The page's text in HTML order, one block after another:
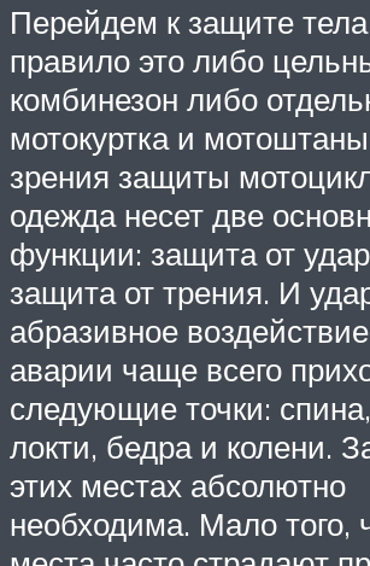
Перейдем к защите
правило это либо
комбинезон либо
мотокуртка и
зрения защиты
одежда несет две
функции: защита от
защита от трения. И
абразивное
аварии чаще всего
следующие точки:
локти, бедра и колени.
этих местах абсолютно
необходима. Мало того,